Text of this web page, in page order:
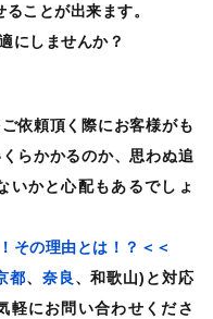
ことが出来ます。
にしませんか？
依頼頂く際にお客様がも
らかかるのか、思わぬ追
いかと心配もあるでしょ
その理由とは！？＜＜
都、 奈良、和歌山)と対応
軽にお問い合わせくださ